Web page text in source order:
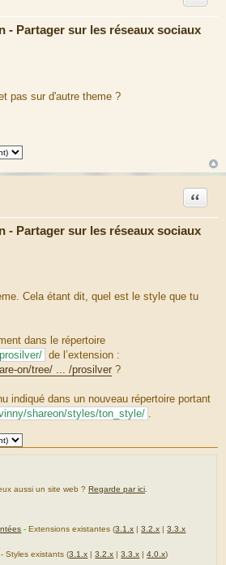
- Partager sur les réseaux sociaux
pas sur d'autre theme ?
- Partager sur les réseaux sociaux
Citation
Cela étant dit, quel est le style que tu
dans le répertoire
de l’extension :
on/tree/ ... /prosilver ?
indiqué dans un nouveau répertoire portant
shareon/styles/ton_style/ .
aussi un site web ? Regarde par ici
-Extensions existantes (3.1.x |3.2.x |3.3.x
- Styles existants (3.1.x |3.2.x |3.3.x |4.0.x)